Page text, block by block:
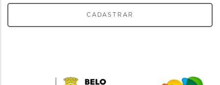
CADASTRAR